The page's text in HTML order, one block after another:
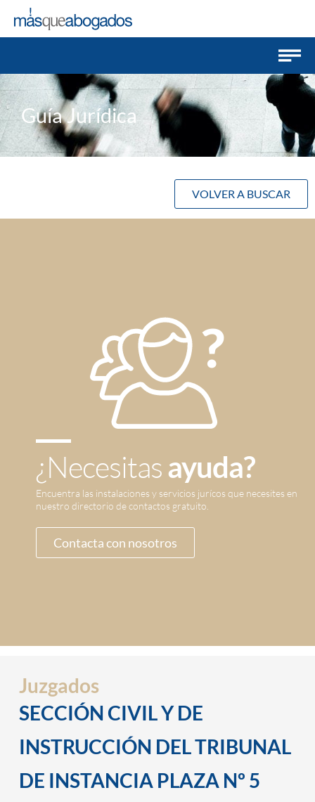
Guía Jurídica
VOLVER A BUSCAR
¿Necesitasayuda?
Encuentra las instalaciones y servicios jurícos que necesites en
nuestro directorio de contactos gratuito.
Contacta con nosotros
Juzgados
SECCIÓN CIVIL Y DE
INSTRUCCIÓN DEL TRIBUNAL
DE INSTANCIA PLAZA Nº 5